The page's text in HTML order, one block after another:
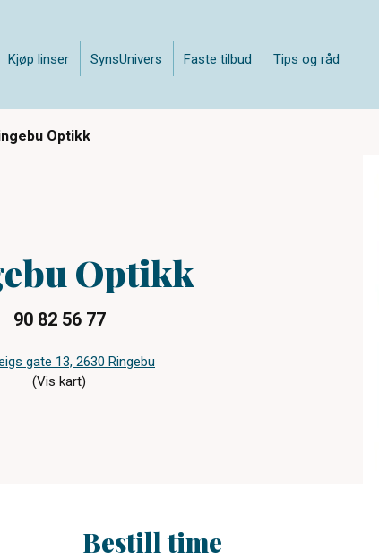
Kjøp linser SynsUnivers Faste tilbud Tips og råd
Optikk
Optikk
90 82 56 77
gate 13, 2630 Ringebu
(Vis kart)
Bestill time